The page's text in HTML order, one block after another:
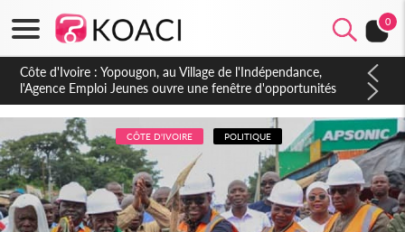
0
Côte d'Ivoire : CHU de Treichville, après la fronde, les agents
contractuels obtiennent un accord avec la direction sur les
arriérés du SMIG 2023
CÔTE D'IVOIRE POLITIQUE